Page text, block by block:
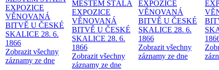
EXPOZICE
VĚNOVANÁ
BITVĚ U ČESKÉ
SKALICE 28. 6.
1866
Zobrazit všechny
záznamy ze dne
MĚSTEM STÁLÁ
EXPOZICE
VĚNOVANÁ
BITVĚ U ČESKÉ
SKALICE 28. 6.
1866
Zobrazit všechny
záznamy ze dne
EXPOZICE
VĚNOVANÁ
BITVĚ U ČESKÉ
SKALICE 28. 6.
1866
Zobrazit všechny
záznamy ze dne